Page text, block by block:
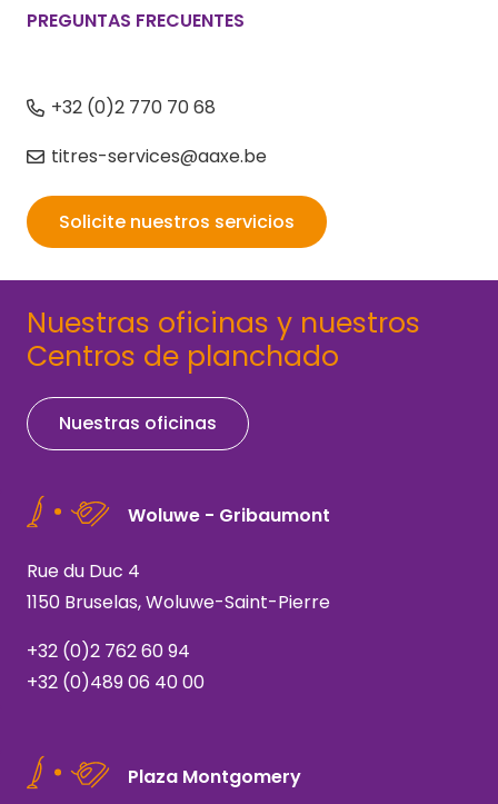
PREGUNTAS FRECUENTES
+32 (0)2 770 70 68
titres-services@aaxe.be
Solicite nuestros servicios
Nuestras oficinas y nuestros
Centros de planchado
Nuestras oficinas
Woluwe - Gribaumont
Rue du Duc 4
1150 Bruselas, Woluwe-Saint-Pierre
+32 (0)2 762 60 94
+32 (0)489 06 40 00
Plaza Montgomery